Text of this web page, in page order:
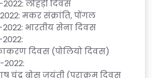
-2022: लोहड़ीदिवस
मकरसंक्रांति,पोंगल
भारतीयसेनादिवस
दिवस (पोलियोदिवस)
-2022:
चंद्रबोसजयंती (पराक्रमदिवस